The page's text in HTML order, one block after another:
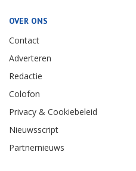
OVER ONS
Contact
Adverteren
Redactie
Colofon
Privacy & Cookiebeleid
Nieuwsscript
Partnernieuws